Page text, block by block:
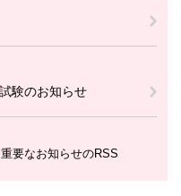
験のお知らせ
重要なお知らせのRSS